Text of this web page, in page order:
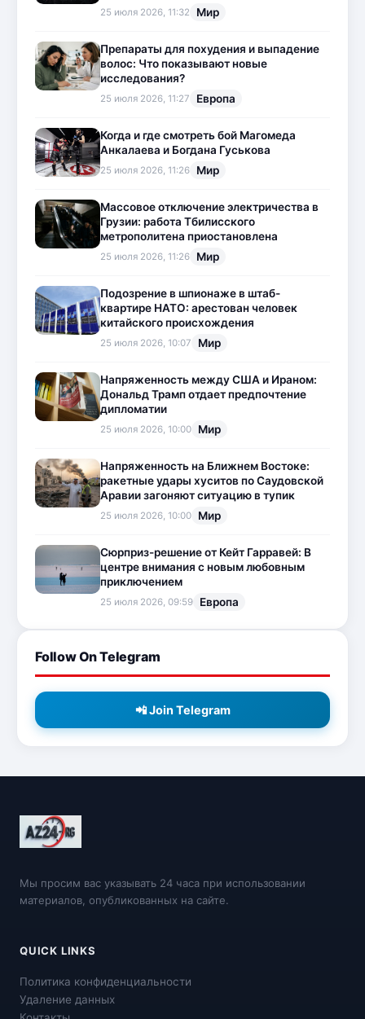
25 июля 2026, 11:32 Мир
Препараты для похудения и выпадение
волос: Что показывают новые
исследования?
25 июля 2026, 11:27 Европа
Когда и где смотреть бой Магомеда
Анкалаева и Богдана Гуськова
25 июля 2026, 11:26 Мир
Массовое отключение электричества в
Грузии: работа Тбилисского
метрополитена приостановлена
25 июля 2026, 11:26 Мир
Подозрение в шпионаже в штаб-
квартире НАТО: арестован человек
китайского происхождения
25 июля 2026, 10:07 Мир
Напряженность между США и Ираном:
Дональд Трамп отдает предпочтение
дипломатии
25 июля 2026, 10:00 Мир
Напряженность на Ближнем Востоке:
ракетные удары хуситов по Саудовской
Аравии загоняют ситуацию в тупик
25 июля 2026, 10:00 Мир
Сюрприз-решение от Кейт Гарравей: В
центре внимания с новым любовным
приключением
25 июля 2026, 09:59 Европа
Follow On Telegram
📲 Join Telegram
Мы просим вас указывать 24 часа при использовании
материалов, опубликованных на сайте.
QUICK LINKS
Политика конфиденциальности
Удаление данных